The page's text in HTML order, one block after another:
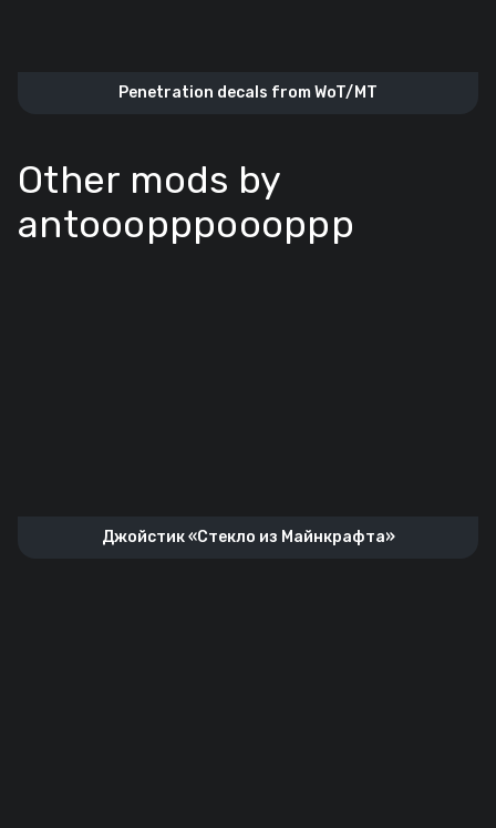
Penetration decals from WoT/MT
Other mods by
antooopppoooppp
Джойстик «Стекло из Майнкрафта»